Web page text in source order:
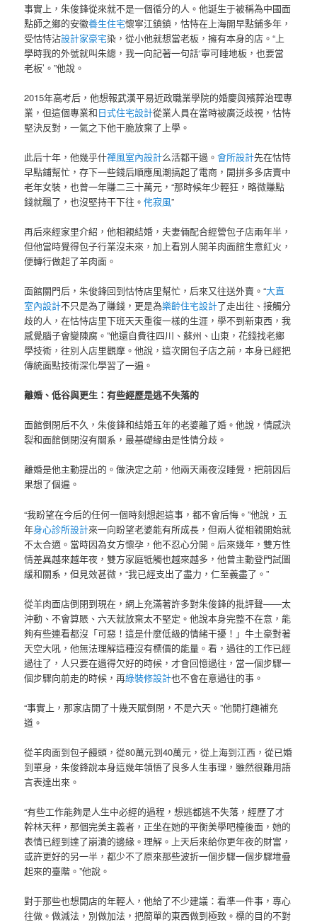
事實上，朱俊鋒從來就不是一個循分的人。他誕生于被稱為中國面
點師之鄉的安徽養生住宅懷寧江鎮鎮，怙恃在上海開早點鋪多年，
受怙恃沾設計家豪宅染，從小他就想當老板，擁有本身的店。“上
學時我的外號就叫朱總，我一向記著一句話‘寧可睡地板，也要當
老板’。”他說。
2015年高考后，他想報武漢平易近政職業學院的婚慶與殯葬治理專
業，但這個專業和日式住宅設計從業人員在當時被廣泛歧視，怙恃
堅決反對，一氣之下他干脆放棄了上學。
此后十年，他幾乎什禪風室內設計么活都干過。會所設計先在怙恃
早點鋪幫忙，存下一些錢后順應風潮搞起了電商，開拼多多店賣中
老年女裝，也曾一年賺二三十萬元，“那時候年少輕狂，略微賺點
錢就飄了，也沒堅持干下往。侘寂風”
再后來經家里介紹，他相親結婚，夫妻倆配合經營包子店兩年半，
但他當時覺得包子行業沒未來，加上看別人開羊肉面館生意紅火，
便轉行做起了羊肉面。
面館關門后，朱俊鋒回到怙恃店里幫忙，后來又往送外賣。“大直
室內設計不只是為了賺錢，更是為樂齡住宅設計了走出往、接觸分
歧的人，在怙恃店里下班天天重復一樣的生涯，學不到新東西，我
感覺腦子會變陳腐。”他還自費往四川、蘇州、山東，花錢找老鄉
學技術，往別人店里觀摩。他說，這次開包子店之前，本身已經把
傳統面點技術深化學習了一遍。
離婚、低谷與更生：有些經歷是逃不失落的
面館倒閉后不久，朱俊鋒和結婚五年的老婆離了婚。他說，情感決
裂和面館倒閉沒有關系，最基礎緣由是性情分歧。
離婚是他主動提出的。做決定之前，他兩天兩夜沒睡覺，把前因后
果想了個遍。
“我盼望在今后的任何一個時刻想起這事，都不會后悔。”他說，五
年身心診所設計來一向盼望老婆能有所成長，但兩人從相親開始就
不太合適。當時因為女方懷孕，他不忍心分開。后來幾年，雙方性
情差異越來越年夜，雙方家庭牴觸也越來越多，他曾主動登門試圖
緩和關系，但見效甚微，“我已經支出了盡力，仁至義盡了。”
從羊肉面店倒閉到現在，網上充滿著許多對朱俊鋒的批評聲——太
沖動、不會算賬、六天就放棄太不堅定。他說本身完整不在意，能
夠有些連看都沒「可惡！這是什麼低級的情緒干擾！」牛土豪對著
天空大吼，他無法理解這種沒有標價的能量。看，過往的工作已經
過往了，人只要在過得欠好的時候，才會回憶過往，當一個步驟一
個步驟向前走的時候，再綠裝修設計也不會在意過往的事。
“事實上，那家店開了十幾天賦倒閉，不是六天。”他開打趣補充
道。
從羊肉面到包子饅頭，從80萬元到40萬元，從上海到江西，從已婚
到單身，朱俊鋒說本身這幾年領悟了良多人生事理，雖然很難用語
言表達出來。
“有些工作能夠是人生中必經的過程，想逃都逃不失落，經歷了才
幹林天秤，那個完美主義者，正坐在她的平衡美學吧檯後面，她的
表情已經到達了崩潰的邊緣。理解。上天后來給你更年夜的財富，
或許更好的另一半，都少不了原來那些波折一個步驟一個步驟堆疊
起來的臺階。”他說。
對于那些也想開店的年輕人，他給了不少建議：看準一件事，專心
往做。做減法，別做加法，把簡單的東西做到極致。標的目的不對